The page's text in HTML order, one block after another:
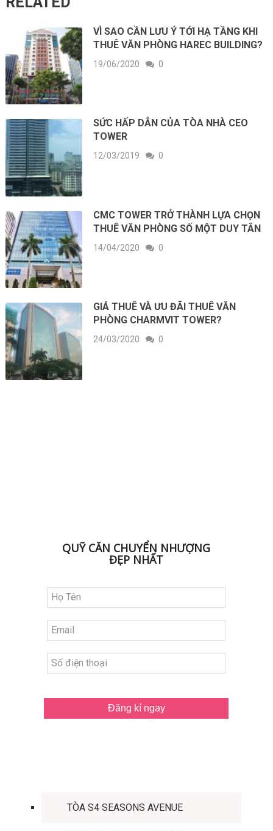
VÌ SAO CẦN LƯU Ý TỚI HẠ TẦNG KHI
THUÊ VĂN PHÒNG HAREC BUILDING?
19/06/2020 0
SỨC HẤP DẪN CỦA TÒA NHÀ CEO
TOWER
12/03/2019 0
CMC TOWER TRỞ THÀNH LỰA CHỌN
THUÊ VĂN PHÒNG SỐ MỘT DUY TÂN
14/04/2020 0
GIÁ THUÊ VÀ ƯU ĐÃI THUÊ VĂN
PHÒNG CHARMVIT TOWER?
24/03/2020 0
QUỸ CĂN CHUYỂN NHƯỢNG
ĐẸP NHẤT
Đăng kí ngay
TÒA S4 SEASONS AVENUE